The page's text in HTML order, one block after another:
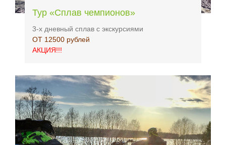
Тур «Сплав чемпионов»
3-х дневный сплав с экскурсиями
ОТ 12500 рублей
АКЦИЯ!!!